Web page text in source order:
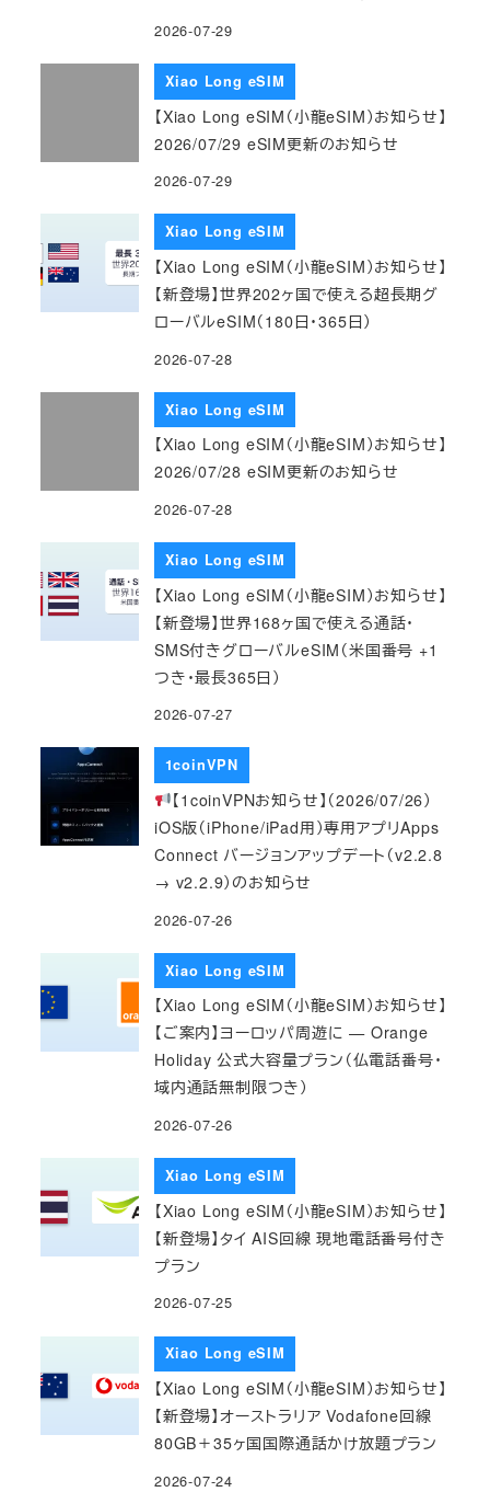
2026-07-29
Xiao Long eSIM
【Xiao Long eSIM（小龍eSIM）お知らせ】
2026/07/29 eSIM更新のお知らせ
2026-07-29
Xiao Long eSIM
【Xiao Long eSIM（小龍eSIM）お知らせ】
【新登場】世界202ヶ国で使える超長期グ
ローバルeSIM（180日・365日）
2026-07-28
Xiao Long eSIM
【Xiao Long eSIM（小龍eSIM）お知らせ】
2026/07/28 eSIM更新のお知らせ
2026-07-28
Xiao Long eSIM
【Xiao Long eSIM（小龍eSIM）お知らせ】
【新登場】世界168ヶ国で使える通話・
SMS付きグローバルeSIM（米国番号 +1
つき・最長365日）
2026-07-27
1coinVPN
【1coinVPNお知らせ】（2026/07/26）
iOS版（iPhone/iPad用）専用アプリApps
Connect バージョンアップデート（v2.2.8
→ v2.2.9）のお知らせ
2026-07-26
Xiao Long eSIM
【Xiao Long eSIM（小龍eSIM）お知らせ】
【ご案内】ヨーロッパ周遊に — Orange
Holiday 公式大容量プラン（仏電話番号・
域内通話無制限つき）
2026-07-26
Xiao Long eSIM
【Xiao Long eSIM（小龍eSIM）お知らせ】
【新登場】タイ AIS回線 現地電話番号付き
プラン
2026-07-25
Xiao Long eSIM
【Xiao Long eSIM（小龍eSIM）お知らせ】
【新登場】オーストラリア Vodafone回線
80GB＋35ヶ国国際通話かけ放題プラン
2026-07-24